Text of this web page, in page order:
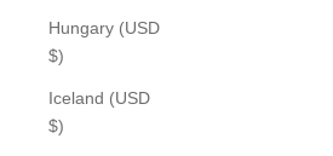
Hungary (USD
$)
Iceland (USD
$)